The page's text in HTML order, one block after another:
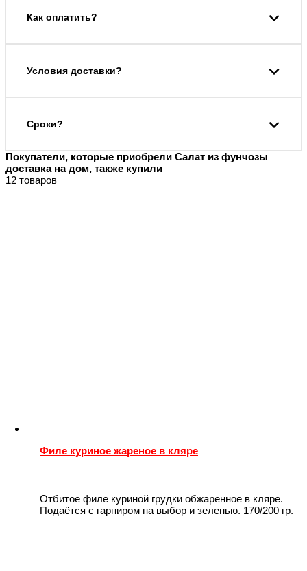
Как оплатить?
Условия доставки?
Сроки?
Покупатели, которые приобрели Салат из фунчозы
доставка на дом, также купили
12 товаров
Филе куриное жареное в кляре
Отбитое филе куриной грудки обжаренное в кляре.
Подаётся с гарниром на выбор и зеленью. 170/200 гр.